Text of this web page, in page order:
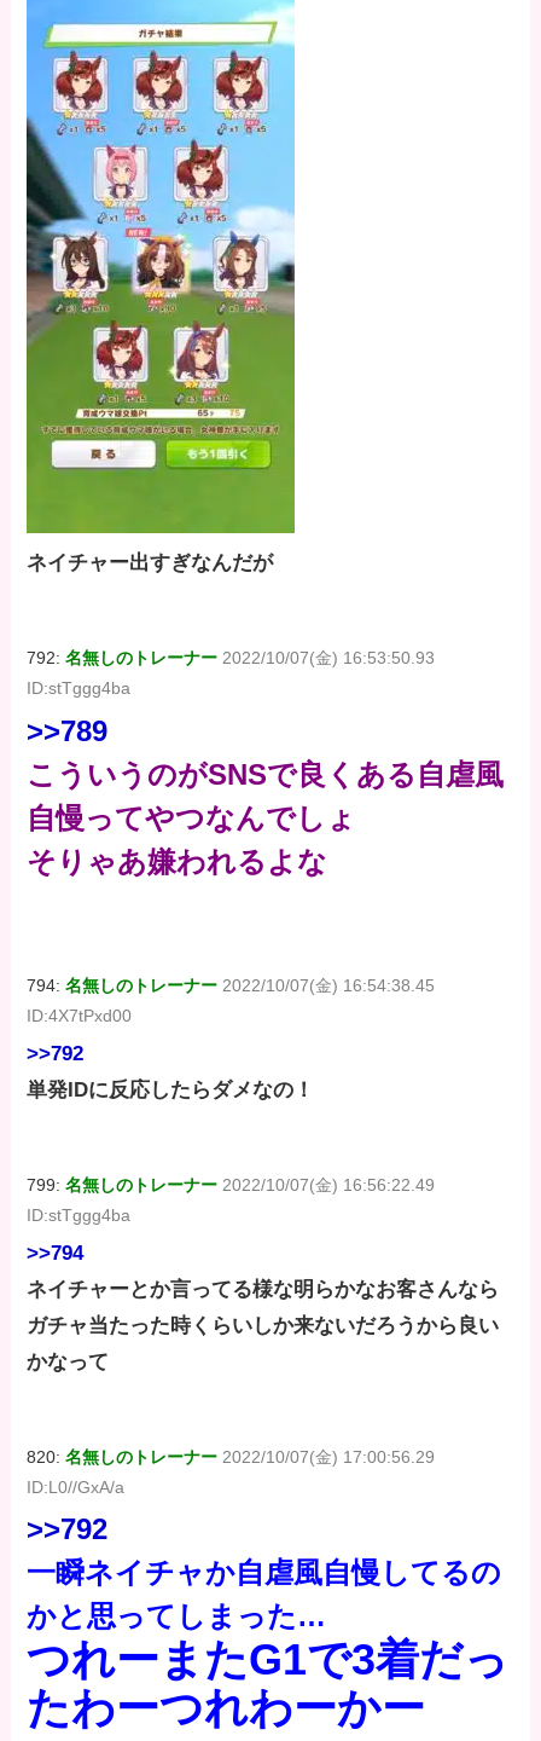
ネイチャー出すぎなんだが
792:名無しのトレーナー 2022/10/07(金) 16:53:50.93
ID:stTggg4ba
>>789
こういうのがSNSで良くある自虐風
自慢ってやつなんでしょ
そりゃあ嫌われるよな
794:名無しのトレーナー 2022/10/07(金) 16:54:38.45
ID:4X7tPxd00
>>792
単発IDに反応したらダメなの！
799:名無しのトレーナー 2022/10/07(金) 16:56:22.49
ID:stTggg4ba
>>794
ネイチャーとか言ってる様な明らかなお客さんなら
ガチャ当たった時くらいしか来ないだろうから良い
かなって
820:名無しのトレーナー 2022/10/07(金) 17:00:56.29
ID:L0//GxA/a
>>792
一瞬ネイチャか自虐風自慢してるの
かと思ってしまった…
つれーまたG1で3着だっ
たわーつれわーかー